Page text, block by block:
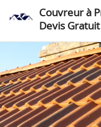
Couvreur à
Devis Gratuit